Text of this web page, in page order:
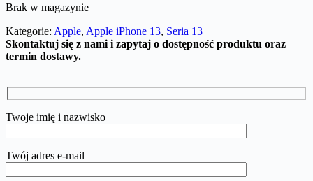
Brak w magazynie
Kategorie: Apple, Apple iPhone 13, Seria 13
Skontaktuj się z nami i zapytaj o dostępność produktu oraz
termin dostawy.
Twoje imię i nazwisko
Twój adres e-mail